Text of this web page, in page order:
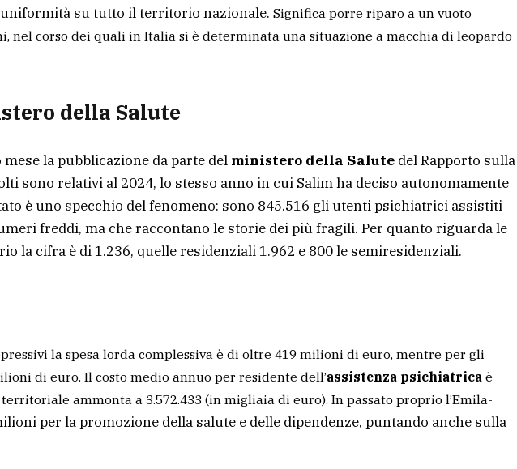
su tutto il territorio nazionale. Significa porre riparo a un vuoto
nel corso dei quali in Italia si è determinata una situazione a macchia di leopardo
della Salute
la pubblicazione da parte del ministero della Salute del Rapporto sulla
sono relativi al 2024, lo stesso anno in cui Salim ha deciso autonomamente
è uno specchio del fenomeno: sono 845.516 gli utenti psichiatrici assistiti
freddi, ma che raccontano le storie dei più fragili. Per quanto riguarda le
la cifra è di 1.236, quelle residenziali 1.962 e 800 le semiresidenziali.
la spesa lorda complessiva è di oltre 419 milioni di euro, mentre per gli
di euro. Il costo medio annuo per residente dell’assistenza psichiatrica è
ammonta a 3.572.433 (in migliaia di euro). In passato proprio l’Emila-
per la promozione della salute e delle dipendenze, puntando anche sulla